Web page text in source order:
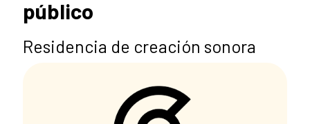
público
Residencia de creación sonora